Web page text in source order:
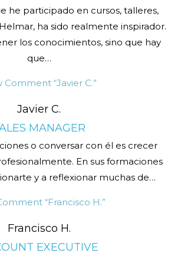
he participado en cursos, talleres,
ha sido realmente inspirador.
los conocimientos, sino que hay
que…
Comment “Javier C.”
Javier C.
MANAGER
o conversar con él es crecer
En sus formaciones
y a reflexionar muchas de…
“Francisco H.”
Francisco H.
EXECUTIVE